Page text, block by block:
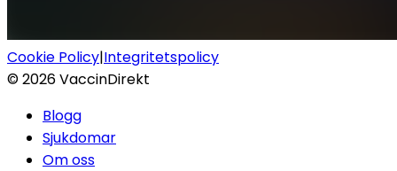
Cookie Policy|Integritetspolicy
©2026VaccinDirekt
Blogg
Sjukdomar
Om oss